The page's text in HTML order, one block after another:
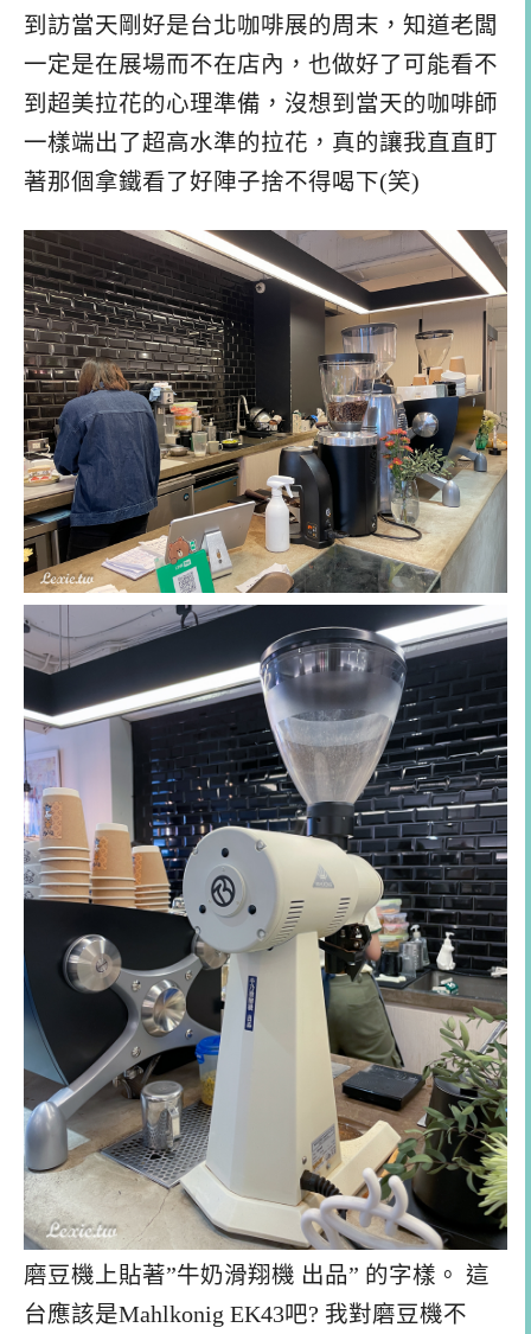
到訪當天剛好是台北咖啡展的周末，知道老闆
一定是在展場而不在店內，也做好了可能看不
到超美拉花的心理準備，沒想到當天的咖啡師
一樣端出了超高水準的拉花，真的讓我直直盯
著那個拿鐵看了好陣子捨不得喝下(笑)
磨豆機上貼著”牛奶滑翔機 出品” 的字樣。 這
台應該是Mahlkonig EK43吧? 我對磨豆機不